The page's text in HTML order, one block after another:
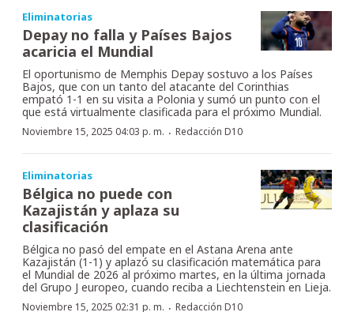
Eliminatorias
Depay no falla y Países Bajos
acaricia el Mundial
El oportunismo de Memphis Depay sostuvo a los Países
Bajos, que con un tanto del atacante del Corinthias
empató 1-1 en su visita a Polonia y sumó un punto con el
que está virtualmente clasificada para el próximo Mundial.
Noviembre 15, 2025 04:03 p. m. · Redacción D10
Eliminatorias
Bélgica no puede con
Kazajistán y aplaza su
clasificación
Bélgica no pasó del empate en el Astana Arena ante
Kazajistán (1-1) y aplazó su clasificación matemática para
el Mundial de 2026 al próximo martes, en la última jornada
del Grupo J europeo, cuando reciba a Liechtenstein en Lieja.
Noviembre 15, 2025 02:31 p. m. · Redacción D10